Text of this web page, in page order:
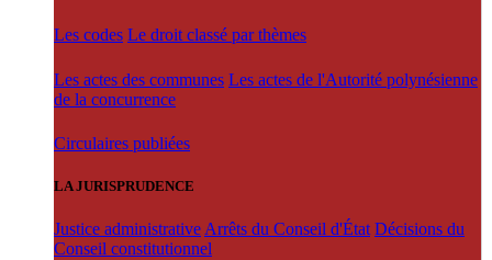
Les codes Le droit classé par thèmes
Les actes des communes Les actes de l'Autorité polynésienne
de la concurrence
Circulaires publiées
LA JURISPRUDENCE
Justice administrative Arrêts du Conseil d'État Décisions du
Conseil constitutionnel